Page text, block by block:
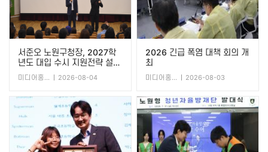
서준오 노원구청장, 2027학
년도 대입 수시 지원전략 설명
회 개최미디어홍보담당관 2026-08-04
2026 긴급 폭염 대책 회의 개
최
미디어홍보담당관 2026-08-03